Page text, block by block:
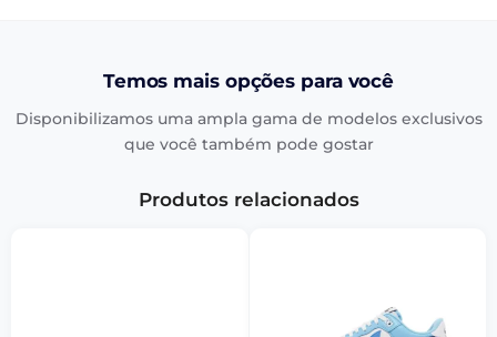
Temos mais opções para você
Disponibilizamos uma ampla gama de modelos exclusivos
que você também pode gostar
Produtos relacionados